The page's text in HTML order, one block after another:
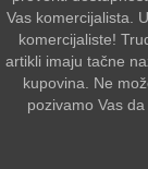
Vas komercijalista.
komercijaliste!
artikli imaju tačne
kupovina. Ne
pozivamo Vas